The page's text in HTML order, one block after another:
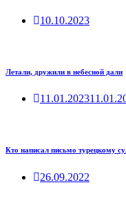
10.10.2023
Летали, дружили в небесной дали
11.01.2023
Кто написал письмо турецкому
26.09.2022